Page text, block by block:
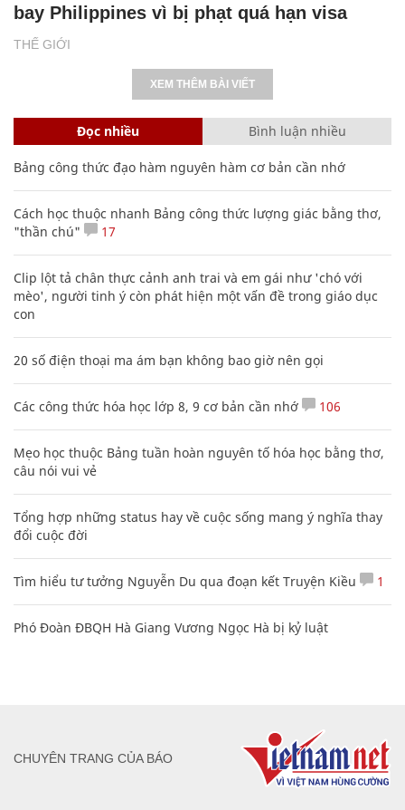
THẾ GIỚI
bay Philippines vì bị phạt quá hạn visa
XEM THÊM BÀI VIẾT
Đọc nhiều Bình luận nhiều
Bảng công thức đạo hàm nguyên hàm cơ bản cần nhớ
Cách học thuộc nhanh Bảng công thức lượng giác bằng thơ,
"thần chú"
17
Clip lột tả chân thực cảnh anh trai và em gái như 'chó với
mèo', người tinh ý còn phát hiện một vấn đề trong giáo dục
con
20 số điện thoại ma ám bạn không bao giờ nên gọi
Các công thức hóa học lớp 8, 9 cơ bản cần nhớ 106
Mẹo học thuộc Bảng tuần hoàn nguyên tố hóa học bằng thơ,
câu nói vui vẻ
Tổng hợp những status hay về cuộc sống mang ý nghĩa thay
đổi cuộc đời
Tìm hiểu tư tưởng Nguyễn Du qua đoạn kết Truyện Kiều 1
Phó Đoàn ĐBQH Hà Giang Vương Ngọc Hà bị kỷ luật
CHUYÊN TRANG CỦA BÁO